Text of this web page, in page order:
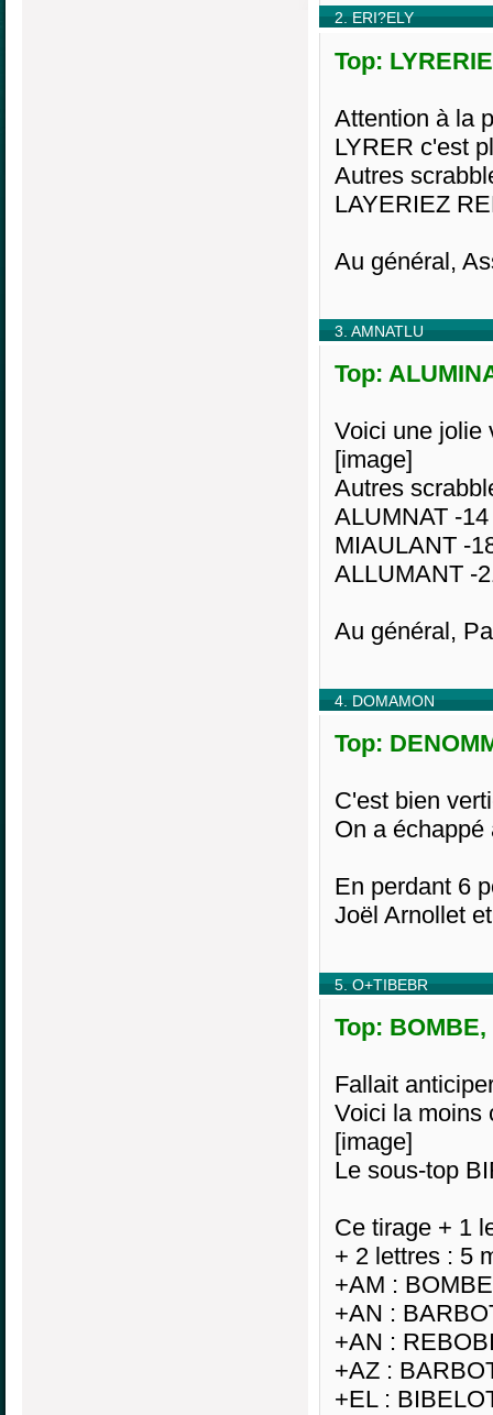
2. ERI?ELY
Top:
Attention à la
LYRER c'est
Autres
LAYERIEZ
Au général,
3. AMNATLU
Top:
Voici une jolie
[image]
Autres
ALUMNAT -14
MIAULANT -
ALLUMANT -
Au général,
4. DOMAMON
Top:
C'est bien
On a
En perdant 6
Joël Arnollet
5. O+TIBEBR
Top:
Fallait
Voici la moins
[image]
Le sous-top
Ce tirage + 1
+ 2 lettres : 5
+AM :
+AN :
+AN :
+AZ :
+EL :